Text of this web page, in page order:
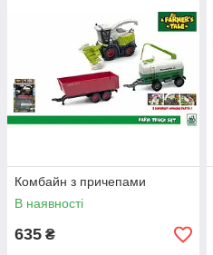
Комбайн з причепами
В наявності
635 ₴